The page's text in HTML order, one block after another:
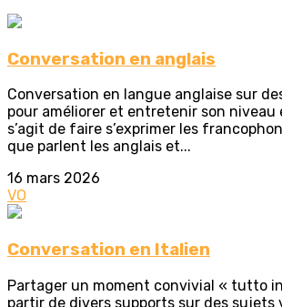
Conversation en anglais
Conversation en langue anglaise sur
pour améliorer et entretenir son niveau
s’agit de faire s’exprimer les
que parlent les anglais et...
16 mars 2026
VO
Conversation en Italien
Partager un moment convivial « tutto
partir de divers supports sur des sujets